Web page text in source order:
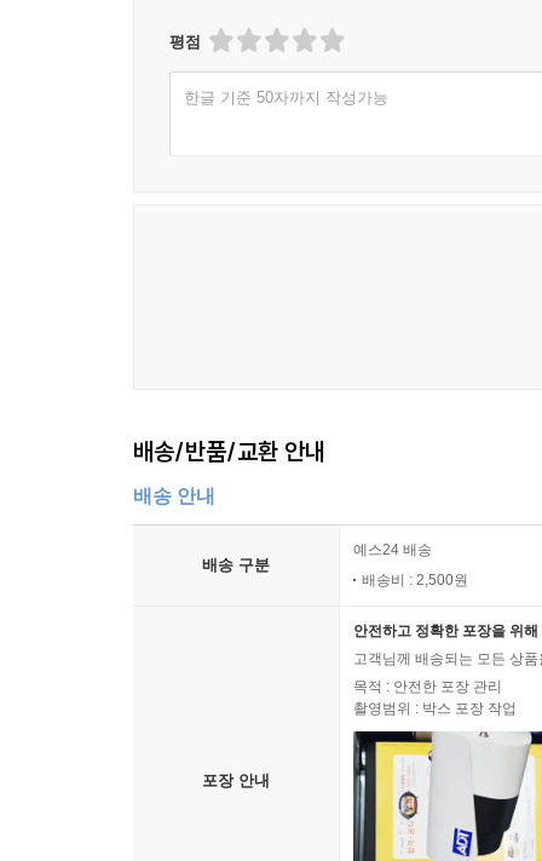
평점
한글 기준 50자까지 작성가능
배송/반품/교환 안내
배송 안내
배송 구분
예스24 배송
배송비 : 2,500원
포장 안내
안전하고 정확한 포장을 위
고객님께 배송되는 모든 상
목적 : 안전한 포장 관리
촬영범위 : 박스 포장 작업